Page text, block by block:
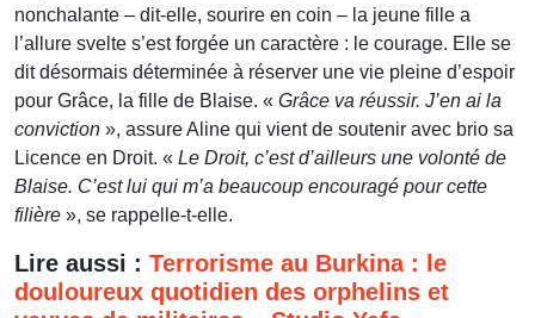
nonchalante – dit-elle, sourire en coin – la jeune fille a
l’allure svelte s’est forgée un caractère : le courage. Elle se
dit désormais déterminée à réserver une vie pleine d’espoir
pour Grâce, la fille de Blaise. « Grâce va réussir. J’en ai la
conviction », assure Aline qui vient de soutenir avec brio sa
Licence en Droit. « Le Droit, c’est d’ailleurs une volonté de
Blaise. C’est lui qui m’a beaucoup encouragé pour cette
filière », se rappelle-t-elle.
Lire aussi : Terrorisme au Burkina : le
douloureux quotidien des orphelins et